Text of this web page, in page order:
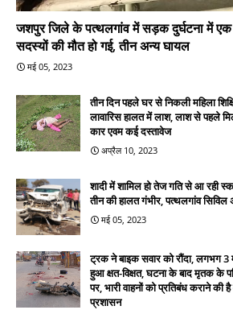
जशपुर जिले के पत्थलगांव में सड़क दुर्घटना में एक
सदस्यों की मौत हो गई, तीन अन्य घायल
मई 05, 2023
तीन दिन पहले घर से निकली महिला
लावारिस हालत में लाश, लाश से पहले
कार एवम कई दस्तावेज
अप्रैल 10, 2023
शादी में शामिल हो तेज गति से आ रही
तीन की हालत गंभीर, पत्थलगांव सिविल
मई 05, 2023
ट्रक ने बाइक सवार को रौंदा, लगभग
हुआ क्षत-विक्षत, घटना के बाद मृतक के
पर, भारी वाहनों को प्रतिबंध कराने की
प्रशासन